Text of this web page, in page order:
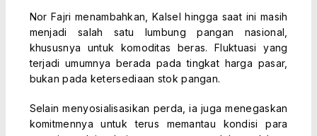
Nor Fajri menambahkan, Kalsel hingga saat ini masih
menjadi salah satu lumbung pangan nasional,
khususnya untuk komoditas beras. Fluktuasi yang
terjadi umumnya berada pada tingkat harga pasar,
bukan pada ketersediaan stok pangan.
Selain menyosialisasikan perda, ia juga menegaskan
komitmennya untuk terus memantau kondisi para